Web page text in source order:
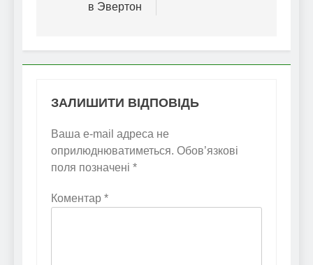
в Эвертон
ЗАЛИШИТИ ВІДПОВІДЬ
Ваша e-mail адреса не
оприлюднюватиметься. Обов’язкові
поля позначені *
Коментар *